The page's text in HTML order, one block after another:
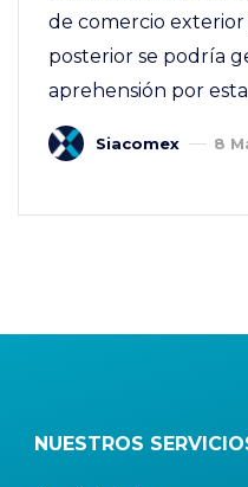
de comercio
posterior se podría
aprehensión por
Siacomex 8
NUESTROS